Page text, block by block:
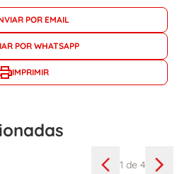
POR EMAIL
POR WHATSAPP
IMPRIMIR
1 de 4